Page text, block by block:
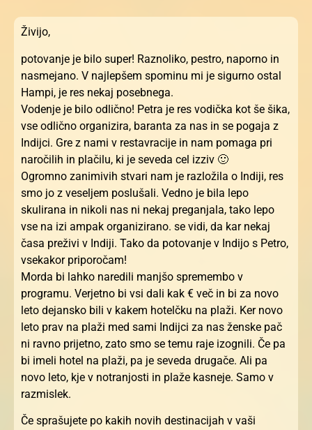
Živijo,
potovanje je bilo super! Raznoliko, pestro, naporno in
nasmejano. V najlepšem spominu mi je sigurno ostal
Hampi, je res nekaj posebnega.
Vodenje je bilo odlično! Petra je res vodička kot še šika,
vse odlično organizira, baranta za nas in se pogaja z
Indijci. Gre z nami v restavracije in nam pomaga pri
naročilih in plačilu, ki je seveda cel izziv 🙂
Ogromno zanimivih stvari nam je razložila o Indiji, res
smo jo z veseljem poslušali. Vedno je bila lepo
skulirana in nikoli nas ni nekaj preganjala, tako lepo
vse na izi ampak organizirano. se vidi, da kar nekaj
časa preživi v Indiji. Tako da potovanje v Indijo s Petro,
vsekakor priporočam!
Morda bi lahko naredili manjšo spremembo v
programu. Verjetno bi vsi dali kak € več in bi za novo
leto dejansko bili v kakem hotelčku na plaži. Ker novo
leto prav na plaži med sami Indijci za nas ženske pač
ni ravno prijetno, zato smo se temu raje izognili. Če pa
bi imeli hotel na plaži, pa je seveda drugače. Ali pa
novo leto, kje v notranjosti in plaže kasneje. Samo v
razmislek.
Če sprašujete po kakih novih destinacijah v vaši